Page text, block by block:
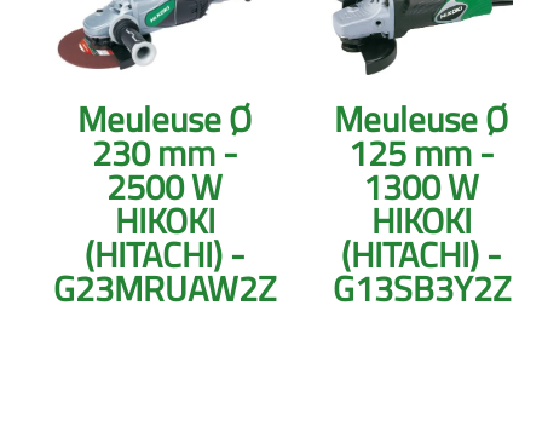
Meuleuse Ø
230 mm -
2500 W
HIKOKI
(HITACHI) -
G23MRUAW2Z
Meuleuse Ø
125 mm -
1300 W
HIKOKI
(HITACHI) -
G13SB3Y2Z